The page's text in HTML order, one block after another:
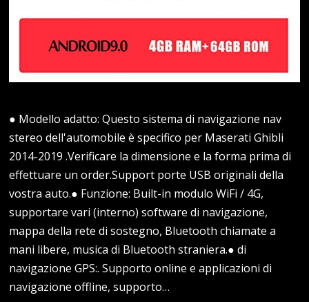
● Modello adatto: Questo sistema di navigazione nav
stereo dell'automobile è specifico per Maserati Ghibli
2014-2019 .Verificare la dimensione e la forma prima di
effettuare un order.Support porte USB originali della
vostra auto.● Funzione: Built-in modulo WiFi / 4G,
supportare vari (interno) software di navigazione,
mappa della rete di sostegno, Bluetooth chiamate a
mani libere, musica di Bluetooth straniera.● di
navigazione GPS:. Supporto online e applicazioni di
navigazione offline, supporto…